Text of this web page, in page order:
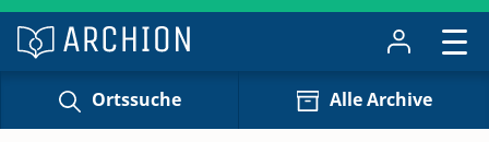
Ortssuche Alle Archive